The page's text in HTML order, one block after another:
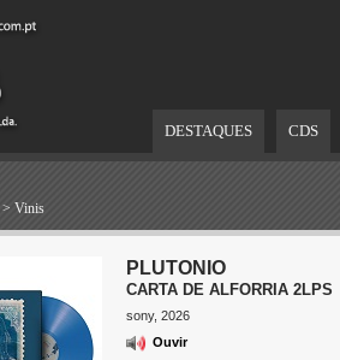
DESTAQUES CDS
> Vinis
PLUTONIO
CARTA DE ALFORRIA 2LPS
sony, 2026
Ouvir